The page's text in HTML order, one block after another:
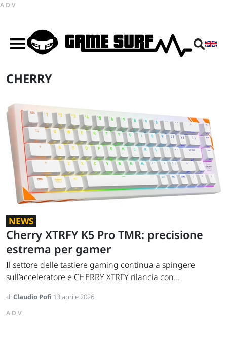
ADV
CHERRY
NEWS
Cherry XTRFY K5 Pro TMR: precisione
estrema per gamer
Il settore delle tastiere gaming continua a spingere
sull’acceleratore e CHERRY XTRFY rilancia con...
di Claudio Pofi 13 aprile 2026
ADV